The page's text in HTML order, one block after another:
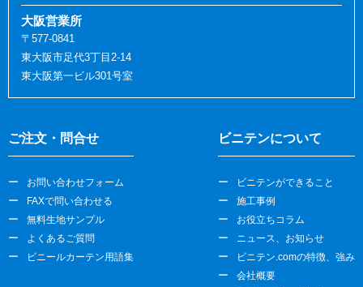
ご注文・問合せ
お問い合わせフォーム
FAXで問い合わせる
無料生地サンプル
よくあるご質問
ビニールカーテン用語集
ビニテンについて
ビニテンができること
施工事例
お役立ちコラム
ニュース、お知らせ
ビニテン.comの特徴、強み
会社概要
大阪営業所
〒577-0841
東大阪市足代3丁目2-14
東大阪第一ビル301号室